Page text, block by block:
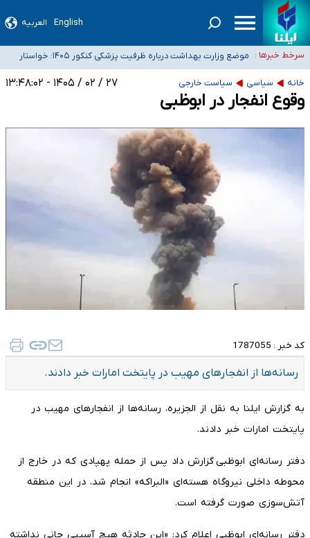
English العربیه
سرخط خبرها :
۴۰ تا ۵۰ روز گرمای نسبی در پیش داریم/ دمای تهران به ۳۸ درجه می‌رسد
موضع وزارت بهداشت درباره ظرفیت پزشکی کنکور ۱۴۰۵: خواستار
اصلاح ظرفیت‌ها هستیم، اما هنوز پاسخ مشخصی نگرفته‌ایم
تعویق آزمون ورودی دکترای تخصصی فرماندهی صحنه عملیات و
دکترای تخصصی جغرافیای نظامی دافوس آجا
خبرنگاران راویان حقیقت با دغدغه نان، مسکن و بیمه
آخرین وضعیت شیوع عفونت‌های تنفسی در کشور/ خوزستان و کرمان بالاتر از
خانه سیاسی سیاست خارجی ۲۷ / ۰۲ / ۱۴۰۵ - ۱۳:۴۸:۰۲
وقوع انفجار در ابوظبی
کد خبر : 1787055
رسانه‌ها از انفجارهای مهیب در پایتخت امارات خبر دادند.
به گزارش ایلنا به نقل از الجزیره، رسانه‌ها از انفجارهای مهیب در
پایتخت امارات خبر دادند.
دفتر رسانه‌ای ابوظبی گزارش داد پس از حمله پهپادی که در خارج از
محوطه داخلی نیروگاه هسته‌ای «البراکه» انجام شد، در این منطقه
آتش‌سوزی صورت گرفته است.
دفتر رسانه‌ای ابوظبی اعلام کرد: «این حادثه هیچ آسیبی جانی نداشته